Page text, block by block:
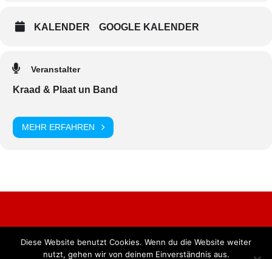
KALENDER GOOGLE KALENDER
Veranstalter
Kraad & Plaat un Band
MEHR ERFAHREN
Alle Rechte vorbehalten. BKB Verlag GmbH
Diese Website benutzt Cookies. Wenn du die Website weiter
nutzt, gehen wir von deinem Einverständnis aus.